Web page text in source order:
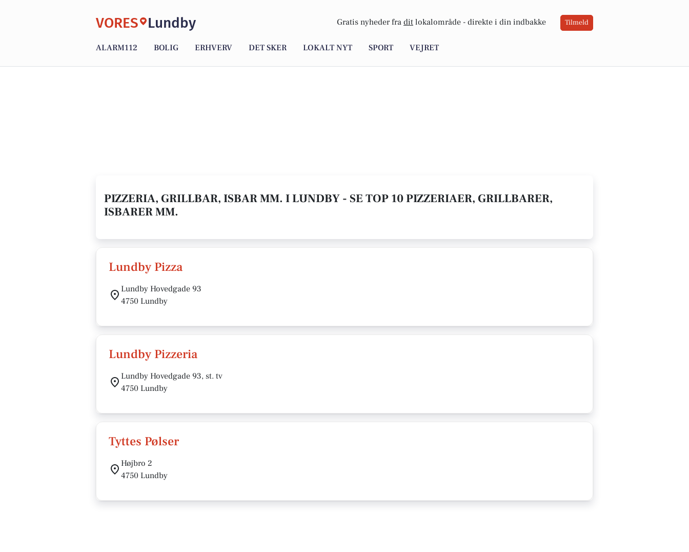
VORES Lundby Gratis nyheder fra dit lokalområde - direkte i din indbakke Tilmeld
ALARM112 BOLIG ERHVERV DET SKER LOKALT NYT SPORT VEJRET
PIZZERIA, GRILLBAR, ISBAR MM. I LUNDBY - SE TOP 10 PIZZERIAER, GRILLBARER,
ISBARER MM.
Lundby Pizza
Lundby Hovedgade 93
4750 Lundby
Lundby Pizzeria
Lundby Hovedgade 93, st. tv
4750 Lundby
Tyttes Pølser
Højbro 2
4750 Lundby